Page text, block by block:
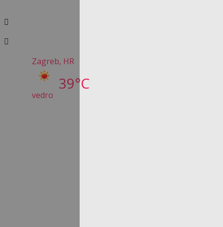
Zagreb, HR
39°C
vedro